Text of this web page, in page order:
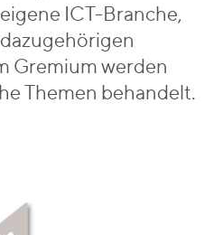
ICT-Branche,
Gremium werden
Themen behandelt.